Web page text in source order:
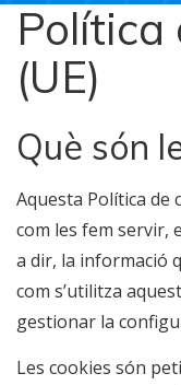
Política
(UE)
Què són
Aquesta Política de
com les fem servir,
a dir, la informació
com s’utilitza
gestionar la
Les cookies són